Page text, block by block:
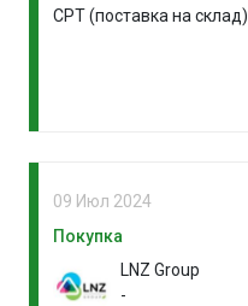
CPT (поставка на склад)
09 Июл 2024
Покупка
LNZ Group
-